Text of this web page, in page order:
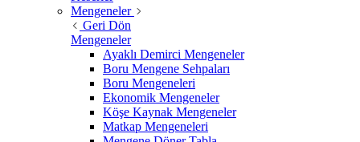
Mengeneler
Geri Dön
Mengeneler
Ayaklı Demirci Mengeneler
Boru Mengene Sehpaları
Boru Mengeneleri
Ekonomik Mengeneler
Köşe Kaynak Mengeneler
Matkap Mengeneleri